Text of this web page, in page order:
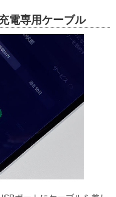
電専用ケーブル